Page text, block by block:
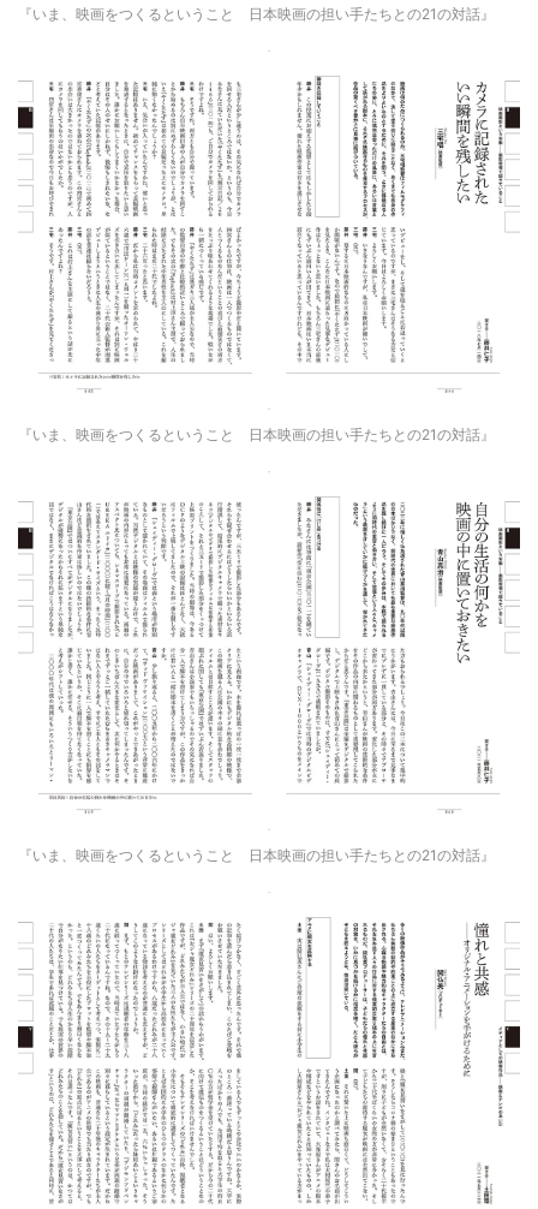
『いま、映画をつくるということ 日本映画の担い手たちとの21の対話』
『いま、映画をつくるということ 日本映画の担い手たちとの21の対話』
『いま、映画をつくるということ 日本映画の担い手たちとの21の対話』